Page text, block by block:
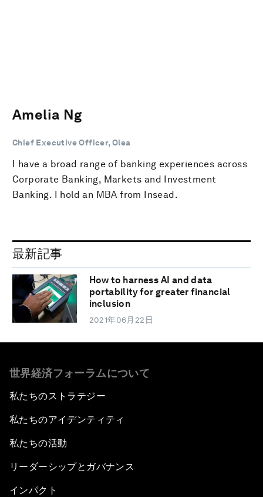
Amelia Ng
Chief Executive Officer, Olea
I have a broad range of banking experiences across
Corporate Banking, Markets and Investment
Banking. I hold an MBA from Insead.
最新記事
How to harness AI and data
portability for greater financial
inclusion
2021年06月22日
世界経済フォーラムについて
私たちのストラテジー
私たちのアイデンティティ
私たちの活動
リーダーシップとガバナンス
インパクト